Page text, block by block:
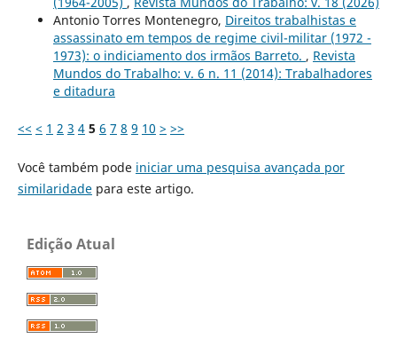
Antonio Torres Montenegro, Direitos trabalhistas e
assassinato em tempos de regime civil-militar (1972 -
1973): o indiciamento dos irmãos Barreto. , Revista
Mundos do Trabalho: v. 6 n. 11 (2014): Trabalhadores
e ditadura
<< < 1 2 3 4 5 6 7 8 9 10 > >>
Você também pode iniciar uma pesquisa avançada por
similaridadepara este artigo.
Edição Atual